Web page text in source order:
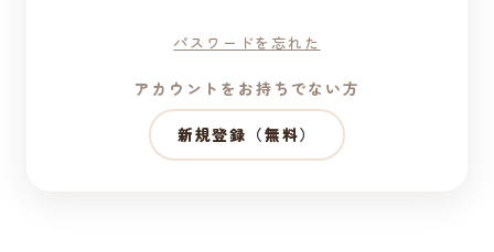
パスワードを忘れた
アカウントをお持ちでない方
新規登録（無料）